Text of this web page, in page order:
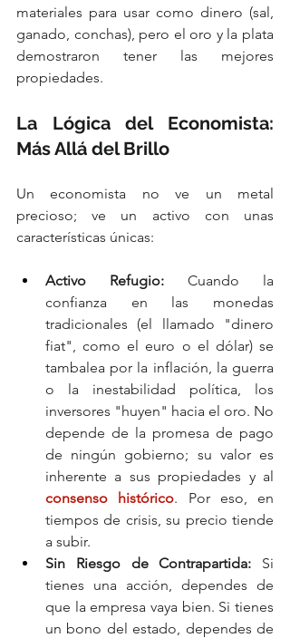
materiales para usar como dinero (sal,
ganado, conchas), pero el oro y la plata
demostraron tener las mejores
propiedades.
La Lógica del Economista:
Más Allá del Brillo
Un economista no ve un metal
precioso; ve un activo con unas
características únicas:
Activo Refugio: Cuando la
confianza en las monedas
tradicionales (el llamado "dinero
fiat", como el euro o el dólar) se
tambalea por la inflación, la guerra
o la inestabilidad política, los
inversores "huyen" hacia el oro. No
depende de la promesa de pago
de ningún gobierno; su valor es
consenso histórico. Por eso, en
tiempos de crisis, su precio tiende
a subir.
Sin Riesgo de Contrapartida: Si
tienes una acción, dependes de
que la empresa vaya bien. Si tienes
un bono del estado, dependes de